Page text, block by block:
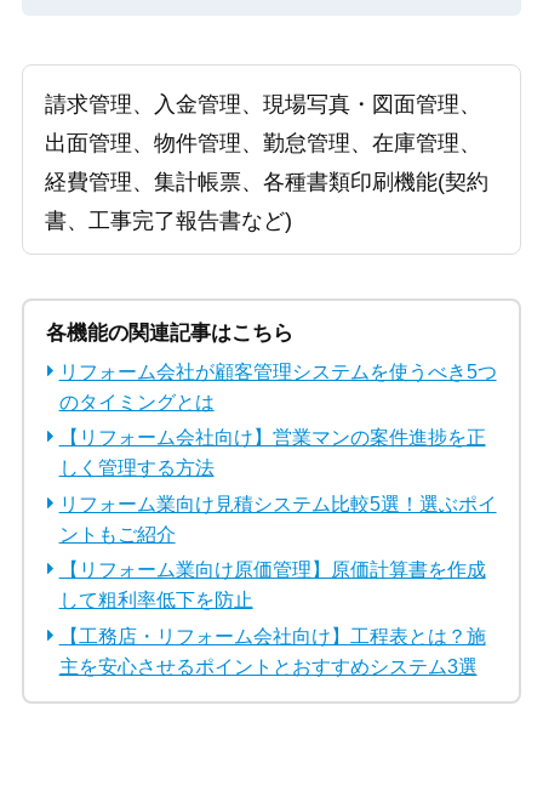
請求管理、入金管理、現場写真・図面管理、
出面管理、物件管理、勤怠管理、在庫管理、
経費管理、集計帳票、各種書類印刷機能(契約
書、工事完了報告書など)
各機能の関連記事はこちら
リフォーム会社が顧客管理システムを使うべき5つ
のタイミングとは
【リフォーム会社向け】営業マンの案件進捗を正
しく管理する方法
リフォーム業向け見積システム比較5選！選ぶポイ
ントもご紹介
【リフォーム業向け原価管理】原価計算書を作成
して粗利率低下を防止
【工務店・リフォーム会社向け】工程表とは？施
主を安心させるポイントとおすすめシステム3選